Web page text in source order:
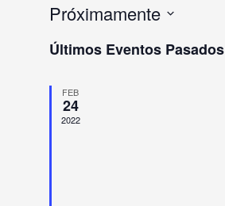
Próximamente
fecha.
Últimos Eventos Pasados
FEB
24
2022